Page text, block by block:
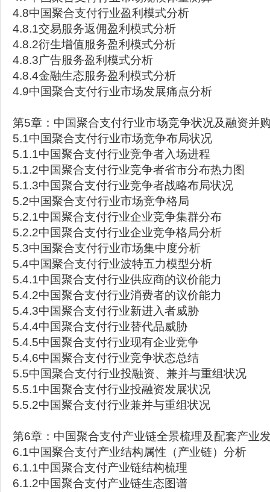
4.8中国聚合支付行业盈利模式分析
4.8.1交易服务返佣盈利模式分析
4.8.2衍生增值服务盈利模式分析
4.8.3广告服务盈利模式分析
4.8.4金融生态服务盈利模式分析
4.9中国聚合支付行业市场发展痛点分析
第5章：中国聚合支付行业市场竞争状况及融资并
5.1中国聚合支付行业市场竞争布局状况
5.1.1中国聚合支付行业竞争者入场进程
5.1.2中国聚合支付行业竞争者省市分布热力图
5.1.3中国聚合支付行业竞争者战略布局状况
5.2中国聚合支付行业市场竞争格局
5.2.1中国聚合支付行业企业竞争集群分布
5.2.2中国聚合支付行业企业竞争格局分析
5.3中国聚合支付行业市场集中度分析
5.4中国聚合支付行业波特五力模型分析
5.4.1中国聚合支付行业供应商的议价能力
5.4.2中国聚合支付行业消费者的议价能力
5.4.3中国聚合支付行业新进入者威胁
5.4.4中国聚合支付行业替代品威胁
5.4.5中国聚合支付行业现有企业竞争
5.4.6中国聚合支付行业竞争状态总结
5.5中国聚合支付行业投融资、兼并与重组状况
5.5.1中国聚合支付行业投融资发展状况
5.5.2中国聚合支付行业兼并与重组状况
第6章：中国聚合支付产业链全景梳理及配套产业
6.1中国聚合支付产业结构属性（产业链）分析
6.1.1中国聚合支付产业链结构梳理
6.1.2中国聚合支付产业链生态图谱